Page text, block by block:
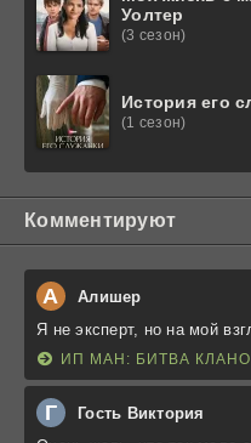
Уолтер
(3 сезон)
История его
(1 сезон)
Комментируют
А Алишер
Я не эксперт, но на мой
ИП МАН: БИТВА
Г Гость Виктория